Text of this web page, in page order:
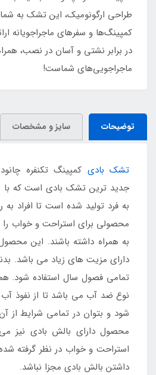
طراحی ارگونومیک، این تشک به
کمپینگ‌ها و سفرهای ماجراجویانه
در برابر نشتی و آسان در نصب،
ماجراجویی‌های شماست!
توضیحات سایز و مشخصات
تشک بادی
جدید ترین تشک بادی است که
به فرد تولید شده است تا افراد
محصولی برای استراحت و خواب را
به همراه داشته باشند. این
دارای مزیت های زیاد می باشد.
تمامی فصول سال استفاده شود.
نوع ضد آب می باشد تا از نفوذ
شود و بتوان در تمامی شرایط از
محصول دارای بالش بادی نیز
استراحت و خواب در نظر گرفته
داشتن بالش بادی مجزا نباشد.